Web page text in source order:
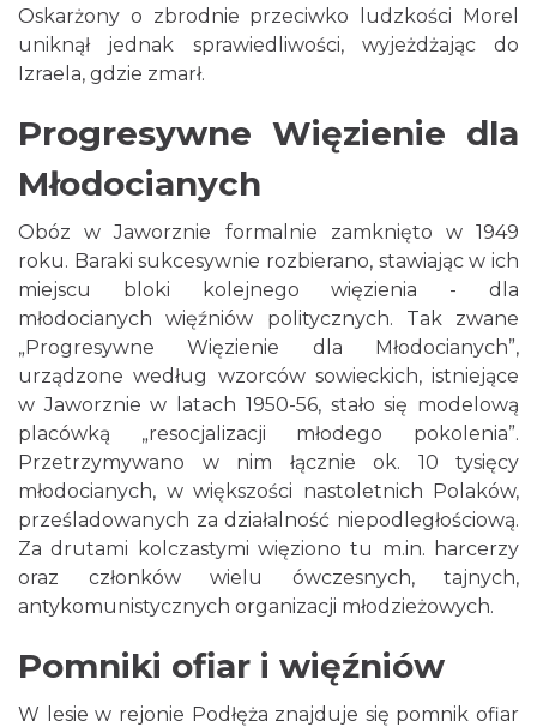
Oskarżony o zbrodnie przeciwko ludzkości Morel
uniknął jednak sprawiedliwości, wyjeżdżając do
Izraela, gdzie zmarł.
Progresywne Więzienie dla
Młodocianych
Obóz w Jaworznie formalnie zamknięto w 1949
roku. Baraki sukcesywnie rozbierano, stawiając w ich
miejscu bloki kolejnego więzienia - dla
młodocianych więźniów politycznych. Tak zwane
„Progresywne Więzienie dla Młodocianych”,
urządzone według wzorców sowieckich, istniejące
w Jaworznie w latach 1950-56, stało się modelową
placówką „resocjalizacji młodego pokolenia”.
Przetrzymywano w nim łącznie ok. 10 tysięcy
młodocianych, w większości nastoletnich Polaków,
prześladowanych za działalność niepodległościową.
Za drutami kolczastymi więziono tu m.in. harcerzy
oraz członków wielu ówczesnych, tajnych,
antykomunistycznych organizacji młodzieżowych.
Pomniki ofiar i więźniów
W lesie w rejonie Podłęża znajduje się pomnik ofiar